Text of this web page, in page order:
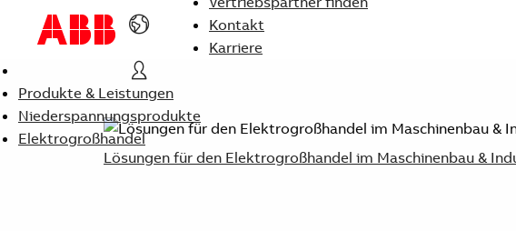
Kontakt
Karriere
Produkte & Leistungen
Niederspannungsprodukte
Elektrogroßhandel
Lösungen für den Elektrogroßhandel im Maschinenbau &